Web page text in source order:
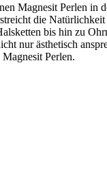
Magnesit Perlen
die
bis hin zu
nur ästhetisch
Perlen.